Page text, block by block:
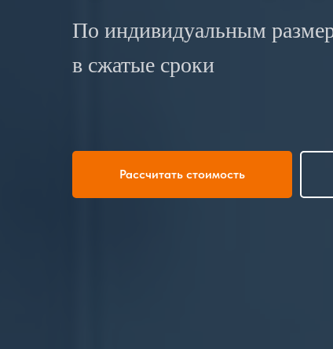
По индивидуальным
в сжатые сроки
Рассчитать стоимость